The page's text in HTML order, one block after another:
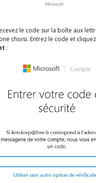
le code sur la boîte aux
choisi. Entrez le code et
: